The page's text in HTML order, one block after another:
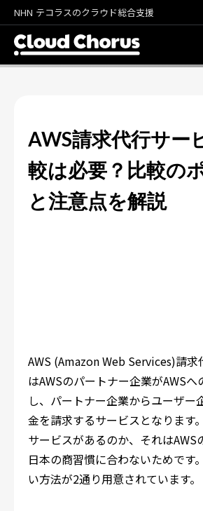
NHN テコラスのクラウド総合支援
AWS請求代行サー
較は必要？比較の
と注意点を解説
AWS (Amazon Web Services)請求
はAWSのパートナー企業がAWS
し、パートナー企業からユーザー
金を請求するサービスとなります
サービスがあるのか、それはAWS
日本の商習慣に合わないためです
い方法が2通り用意されています。